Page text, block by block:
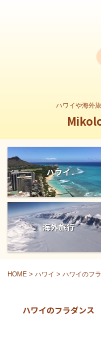
ハワイや海外
ハワイ
海外旅行
HOME > ハワイ > ハワイのフ
ハワイのフラダンス